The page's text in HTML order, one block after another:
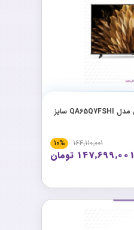
تلویزیون هوشمند هایسنس مدل QA65Q7FSHI سایز
164٬110٬001
10%
147٬699٬001 تومان